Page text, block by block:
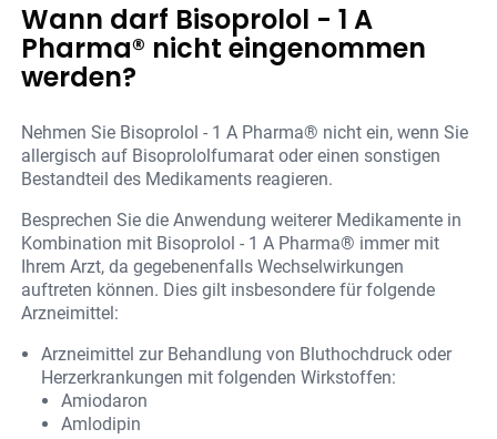
Wann darf Bisoprolol - 1 A
Pharma® nicht eingenommen
werden?
Nehmen Sie Bisoprolol - 1 A Pharma® nicht ein, wenn Sie
allergisch auf Bisoprololfumarat oder einen sonstigen
Bestandteil des Medikaments reagieren.
Besprechen Sie die Anwendung weiterer Medikamente in
Kombination mit Bisoprolol - 1 A Pharma® immer mit
Ihrem Arzt, da gegebenenfalls Wechselwirkungen
auftreten können. Dies gilt insbesondere für folgende
Arzneimittel:
Arzneimittel zur Behandlung von Bluthochdruck oder
Herzerkrankungen mit folgenden Wirkstoffen:
Amiodaron
Amlodipin